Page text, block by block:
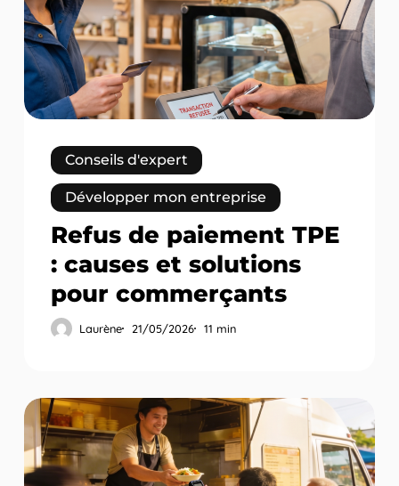
:
causes
et
solutions
pour
commerçants
Conseils d'expert
Développer mon entreprise
Refus de paiement TPE
: causes et solutions
pour commerçants
Laurène 21/05/2026 11 min
TPE
pour
food
truck